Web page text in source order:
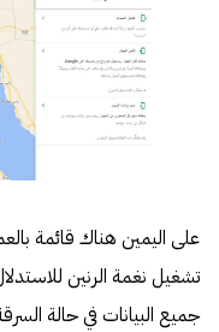
على اليمين هناك قائمة
تشغيل نغمة الرنين
جميع البيانات في حالة